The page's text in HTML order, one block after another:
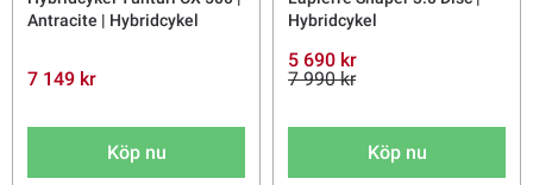
Antracite | Hybridcykel
7 149 kr
Köp nu
Hybridcykel
5 690 kr
7 990 kr
Köp nu